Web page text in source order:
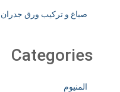
صباغ و تركيب ورق جدران
Categories
المنيوم